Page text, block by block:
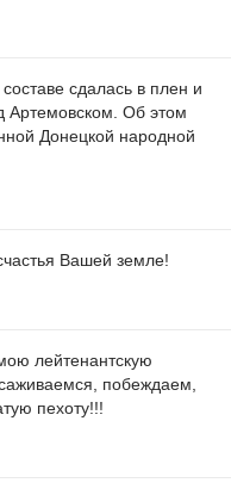
сдалась в плен и
Артемовском. Об этом
Донецкой народной
Вашей земле!
лейтенантскую
побеждаем,
пехоту!!!